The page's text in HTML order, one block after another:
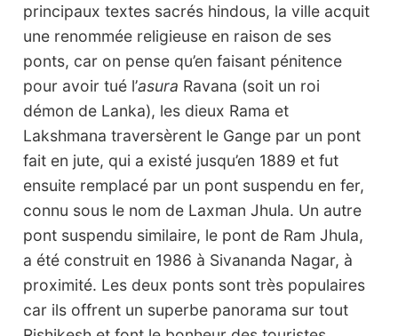
principaux textes sacrés hindous, la ville acquit
une renommée religieuse en raison de ses
ponts, car on pense qu’en faisant pénitence
pour avoir tué l’asura Ravana (soit un roi
démon de Lanka), les dieux Rama et
Lakshmana traversèrent le Gange par un pont
fait en jute, qui a existé jusqu’en 1889 et fut
ensuite remplacé par un pont suspendu en fer,
connu sous le nom de Laxman Jhula. Un autre
pont suspendu similaire, le pont de Ram Jhula,
a été construit en 1986 à Sivananda Nagar, à
proximité. Les deux ponts sont très populaires
car ils offrent un superbe panorama sur tout